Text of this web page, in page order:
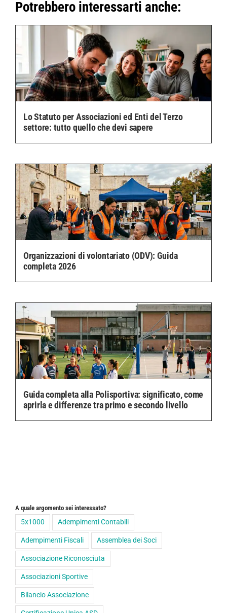
Potrebbero interessarti anche:
Lo Statuto per Associazioni ed Enti del Terzo
settore: tutto quello che devi sapere
Organizzazioni di volontariato (ODV): Guida
completa 2026
Guida completa alla Polisportiva: significato, come
aprirla e differenze tra primo e secondo livello
A quale argomento sei interessato?
5x1000 Adempimenti Contabili
Adempimenti Fiscali Assemblea dei Soci
Associazione Riconosciuta
Associazioni Sportive
Bilancio Associazione